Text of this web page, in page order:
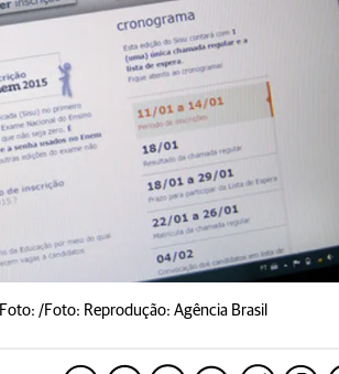
Foto: /Foto: Reprodução: Agência Brasil